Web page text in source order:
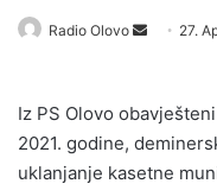
Radio Olovo
Send 27.
Iz PS Olovo
2021. godine,
uklanjanje kasetne